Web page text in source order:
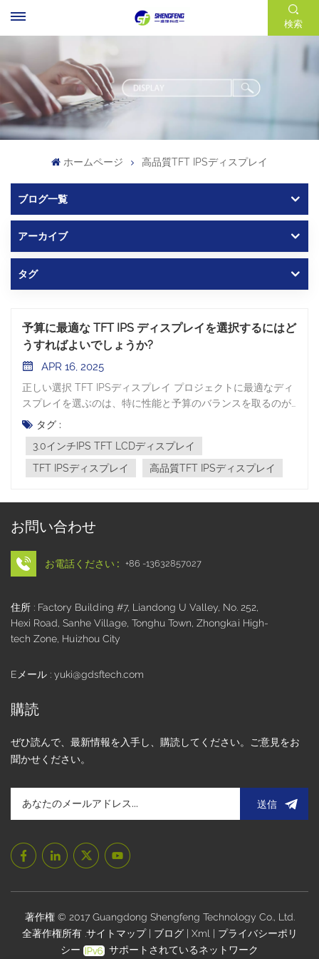
検索
ホームページ 高品質TFT IPSディスプレイ
ブログ一覧
アーカイブ
タグ
予算に最適な TFT IPS ディスプレイを選択するにはど
うすればよいでしょうか?
APR 16, 2025
正しい選択 TFT IPSディスプレイ プロジェクトに最適なディ
スプレイを選ぶのは、特に性能と予算のバランスを取るのが
難しい作業になりがちです。TFT（薄膜トランジスタ）と
IPS（インプレーンスイッチング）技術は、鮮やかな色彩、シ
ャープな表示、広い視野角で人気があります。しかし、問題
は、ニーズと予算に最適なディスプレイをどのように選択す
は、3インチTFTディスプレイが適しており、スペースを取ら
より鮮やかな色彩と広い視野角が必要な場合は、 3.0インチ
IPS TFT LCDディスプレイ より適切な選択肢かもしれませ
備えているため、鮮明な画像を必要とするアプリケーション
に特に適しています。 2. 表示品質を評価する TFTディスプレ
イは長年使用されてきましたが、IPSテクノロジーによる画質
質の向上だけでなく、様々な角度から見ても色の一貫性を保
認性を必要とするデバイスにとって非常に重要です。IPSテク
ノロジーにより、様々な照明環境下でも優れた画像を表示で
スプレイは画質に優れていますが、比較的高価です。予算が
限られているため、性能を犠牲にすることなくコストパフォ
プレイはまだ見つかります。重要なのは、解像度、明るさ、
ーを見つけることです。 4. 当社を選ぶ理由
Shengfenglcd.comでは、 高品質のTFT IPSディスプレイ 民
す。3インチTFTディスプレイから3.0インチIPS TFT LCDデ
たします。当社のディスプレイは優れた性能だけでなく、お
求めやすい価格設定も魅力です。高品質を維持しながらコス
ト削減にも貢献します。専門チームによる迅速な納品で、お
タグ :
3.0インチIPS TFT LCDディスプレイ
TFT IPSディスプレイ
高品質TFT IPSディスプレイ
お問い合わせ
お電話ください : +86 -13632857027
住所 : Factory Building #7, Liandong U Valley, No. 252,
Hexi Road, Sanhe Village, Tonghu Town, Zhongkai High-
tech Zone, Huizhou City
Eメール : yuki@gdsftech.com
購読
ぜひ読んで、最新情報を入手し、購読してください。ご意見をお
聞かせください。
送信
著作権 © 2017 Guangdong Shengfeng Technology Co., Ltd.
全著作権所有 . サイトマップ ブログ Xml
プライバシーポリ
シー
サポートされているネットワーク